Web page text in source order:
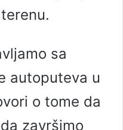
sa
autoputeva u
o tome da
završimo